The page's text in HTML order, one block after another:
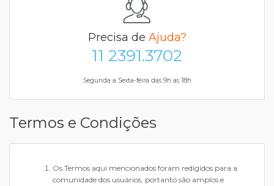
Precisa de Ajuda?
11 2391.3702
Segunda a Sexta-feira das 9h as 18h
Termos e Condições
Os Termos aqui mencionados foram redigidos para a
comunidade dos usuários, portanto são amplos e